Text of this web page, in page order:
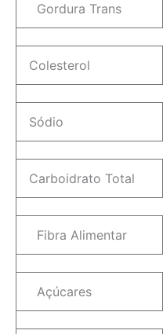
Gordura Trans
Colesterol
Sódio
Carboidrato Total
Fibra Alimentar
Açúcares